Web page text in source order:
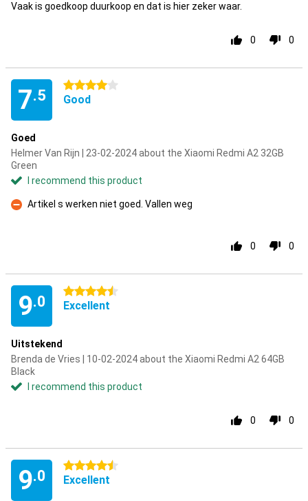
Vaak is goedkoop duurkoop en dat is hier zeker waar.
0 0
7.5
4 stars
Good
Goed
Helmer Van Rijn | 23-02-2024 about the Xiaomi Redmi A2 32GB
Green
I recommend this product
Con
Artikel s werken niet goed. Vallen weg
0 0
9.0
4.5 stars
Excellent
Uitstekend
Brenda de Vries | 10-02-2024 about the Xiaomi Redmi A2 64GB
Black
I recommend this product
0 0
9.0
4.5 stars
Excellent